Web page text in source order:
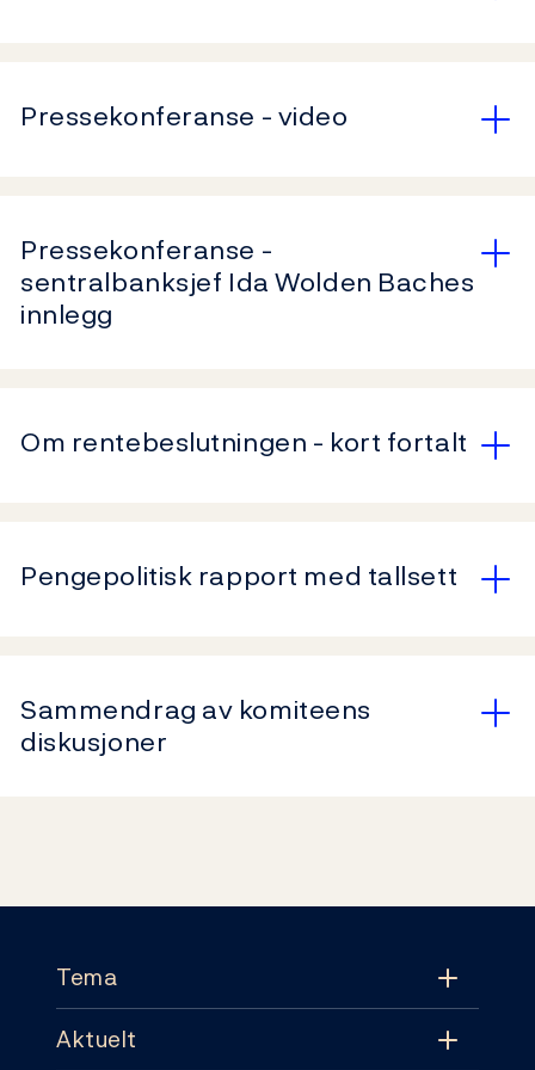
Pressekonferanse - video
Pressekonferanse -
sentralbanksjef Ida Wolden Baches
innlegg
Om rentebeslutningen - kort fortalt
Pengepolitisk rapport med tallsett
Sammendrag av komiteens
diskusjoner
Tema
Tema
Aktuelt